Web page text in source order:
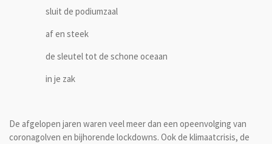
sluit de podiumzaal
af en steek
de sleutel tot de schone oceaan
in je zak
De afgelopen jaren waren veel meer dan een opeenvolging van
coronagolven en bijhorende lockdowns. Ook de klimaatcrisis, de